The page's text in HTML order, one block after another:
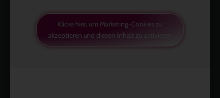
Klicke hier, um Marketing-Cookies zu
akzeptieren und diesen Inhalt zu aktivieren